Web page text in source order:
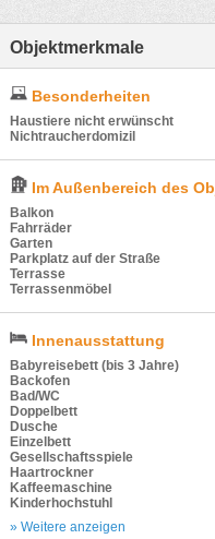
Objektmerkmale
Besonderheiten
Haustiere nicht erwünscht
Nichtraucherdomizil
Im Außenbereich des
Balkon
Fahrräder
Garten
Parkplatz auf der Straße
Terrasse
Terrassenmöbel
Innenausstattung
Babyreisebett (bis 3 Jahre)
Backofen
Bad/WC
Doppelbett
Dusche
Einzelbett
Gesellschaftsspiele
Haartrockner
Kaffeemaschine
Kinderhochstuhl
» Weitere anzeigen